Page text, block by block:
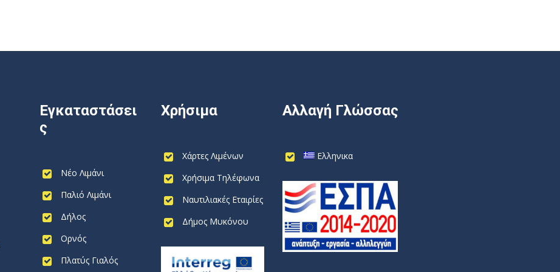
Εγκαταστάσει
ς
Νέο Λιμάνι
Παλιό Λιμάνι
Δήλος
Ορνός
Πλατύς Γιαλός
Χρήσιμα
Χάρτες Λιμένων
Χρήσιμα Τηλέφωνα
Ναυτιλιακές Εταιρίες
Δήμος Μυκόνου
Αλλαγή Γλώσσας
Ελληνικα